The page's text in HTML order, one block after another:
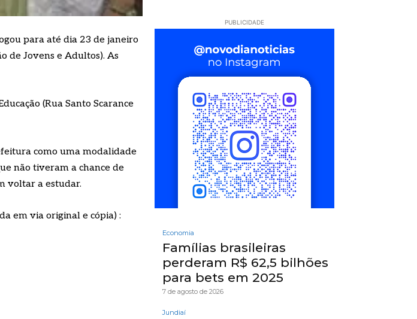
para até dia 23 de janeiro
de Jovens e Adultos). As
(Rua Santo Scarance
como uma modalidade
não tiveram a chance de
voltar a estudar.
em via original e cópia) :
PUBLICIDADE
Economia
Famílias brasileiras
perderam R$ 62,5 bilhões
para bets em 2025
7 de agosto de 2026
Jundiaí